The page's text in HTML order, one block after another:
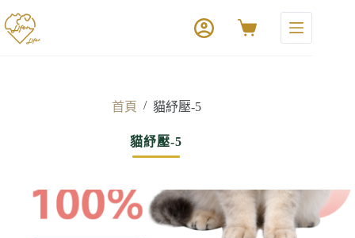
首頁 / 貓紓壓-5
貓紓壓-5